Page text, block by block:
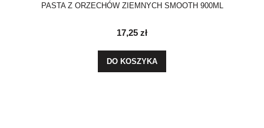
PASTA Z ORZECHÓW ZIEMNYCH SMOOTH 900ML
17,25 zł
DO KOSZYKA